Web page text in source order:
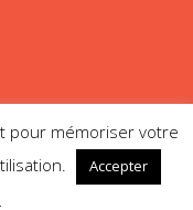
13B CH-1700 Fribourg |
pour mémoriser votre
Accepter